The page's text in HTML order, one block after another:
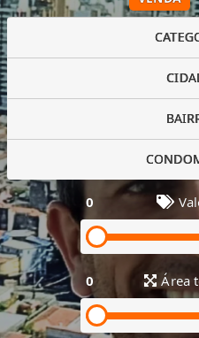
0
0 Área